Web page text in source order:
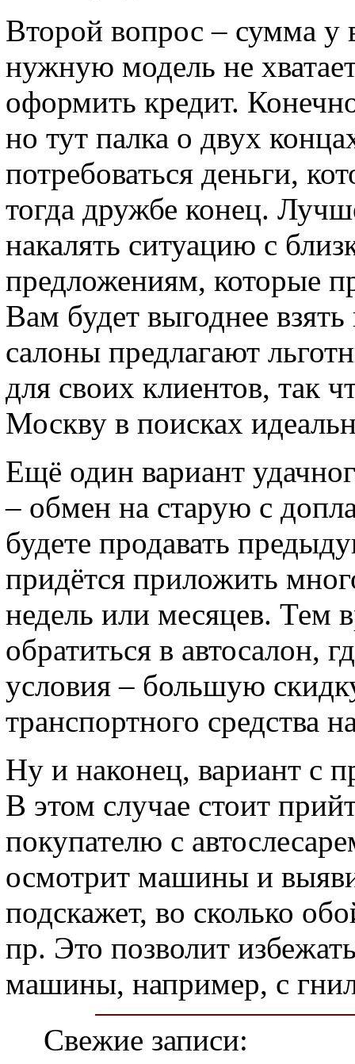
Второй вопрос – сумма у
нужную модель не
оформить кредит.
но тут палка о двух
потребоваться деньги,
тогда дружбе конец.
накалять ситуацию с
предложениям, которые
Вам будет выгоднее
салоны предлагают
для своих клиентов, так
Москву в поисках
Ещё один вариант
– обмен на старую с
будете продавать
придётся приложить
недель или месяцев. Тем
обратиться в автосалон,
условия – большую
транспортного средства
Ну и наконец, вариант с
В этом случае стоит
покупателю с
осмотрит машины и
подскажет, во сколько
пр. Это позволит
машины, например, с
Свежие записи: